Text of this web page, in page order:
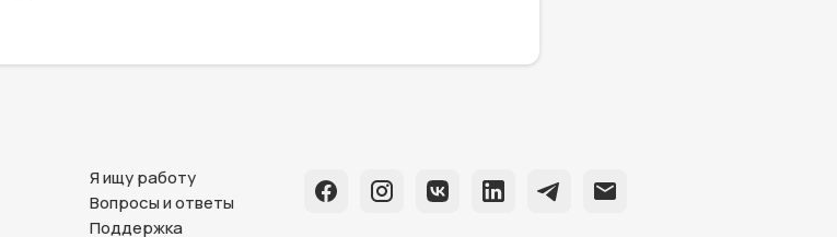
Я ищу работу
Вопросы и ответы
Поддержка